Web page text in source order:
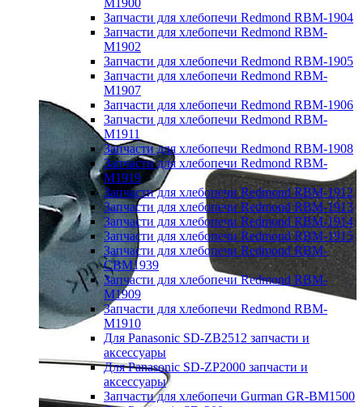
M1900
Запчасти для хлебопечи Redmond RBM-1904
Запчасти для хлебопечи Redmond RBM-
M1902
Запчасти для хлебопечи Redmond RBM-1905
Запчасти для хлебопечи Redmond RBM-
M1907
Запчасти для хлебопечи Redmond RBM-1906
Запчасти для хлебопечи Redmond RBM-
M1911
Запчасти для хлебопечи Redmond RBM-1908
Запчасти для хлебопечи Redmond RBM-
M1919
Запчасти для хлебопечи Redmond RBM-1912
Запчасти для хлебопечи Redmond RBM-1913
Запчасти для хлебопечи Redmond RBM-1914
Запчасти для хлебопечи Redmond RBM-1915
Запчасти для хлебопечи Redmond RBM-
CBM1939
Запчасти для хлебопечи Redmond RBM-
M1909
Запчасти для хлебопечи Redmond RBM-
M1910
Для Panasonic SD-ZB2512 запчасти и
аксессуары
Для Panasonic SD-ZP2000 запчасти и
аксессуары
Запчасти для хлебопечи Gurman GR-BM1500